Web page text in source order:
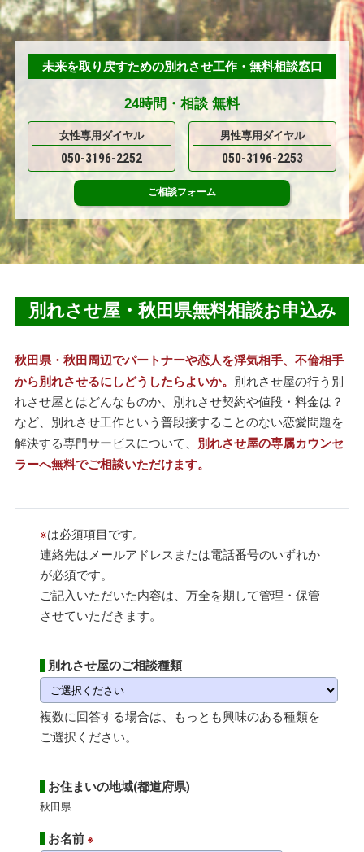
未来を取り戻すための別れさせ工作・無料相談窓口
24時間・ 相談 無料
女性専用ダイヤル
050-3196-2252
男性専用ダイヤル
050-3196-2253
ご相談フォーム
別れさせ屋・秋田県無料相談お申込み
秋田県・秋田周辺でパートナーや恋人を浮気相手、不倫相手
から別れさせるにしどうしたらよいか。 別れさせ屋の行う別
れさせ屋とはどんなものか、別れさせ契約や値段・料金は？
など、別れさせ工作という普段接することのない恋愛問題を
解決する専門サービスについて、 別れさせ屋の専属カウンセ
ラーへ無料でご相談いただけます。
※は必須項目です。
連絡先はメールアドレスまたは電話番号のいずれか
が必須です。
ご記入いただいた内容は、万全を期して管理・保管
させていただきます。
別れさせ屋のご相談種類
複数に回答する場合は、もっとも興味のある種類を
ご選択ください。
お住まいの地域(都道府県)
秋田県
お名前 ※